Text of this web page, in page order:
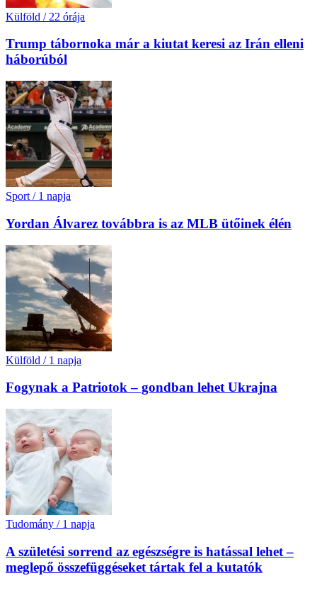
Külföld / 22 órája
Trump tábornoka már a kiutat keresi az Irán elleni
háborúból
Sport / 1 napja
Yordan Álvarez továbbra is az MLB ütőinek élén
Külföld / 1 napja
Fogynak a Patriotok – gondban lehet Ukrajna
Tudomány / 1 napja
A születési sorrend az egészségre is hatással lehet –
meglepő összefüggéseket tártak fel a kutatók